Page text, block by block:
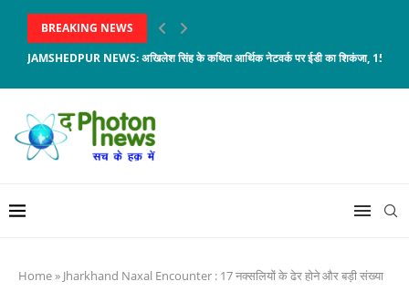
BREAKING NEWS
JAMSHEDPUR NEWS: अखिलेश सिंह के कथित आर्थिक नेटवर्क पर ईडी का शिकंजा, 150
Home» Jharkhand Naxal Encounter : 17 नक्सलियों के ढेर होने और बड़ी संख्या